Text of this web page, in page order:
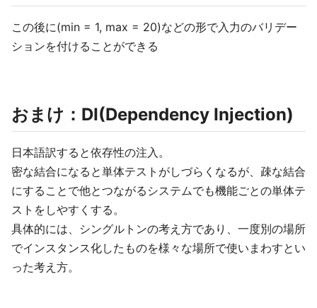
この後に(min = 1, max = 20)などの形で入力のバリデー
ションを付けることができる
おまけ：DI(Dependency Injection)
日本語訳すると依存性の注入。
密な結合になると単体テストがしづらくなるが、疎な結合
にすることで他とつながるシステムでも機能ごとの単体テ
ストをしやすくする。
具体的には、シングルトンの考え方であり、一度別の場所
でインスタンス化したものを様々な場所で使いまわすとい
った考え方。